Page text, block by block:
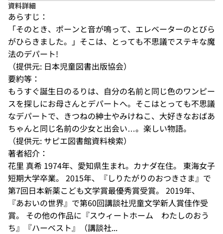
資料詳細
あらすじ：
「そのとき、ポーンと音が鳴って、エレベーターのとびら
がひらきました。」そこは、とっても不思議でステキな魔
法のデパート!
（提供元: 日本児童図書出版協会）
要約等：
もうすぐ誕生日のるりは、自分の名前と同じ色のワンピー
スを探しにお母さんとデパートへ。そこはとっても不思議
なデパートで、きつねの紳士やみけねこ、大好きなおばあ
ちゃんと同じ名前の少女と出会い…。楽しい物語。
（提供元: サピエ図書館資料検索）
著者紹介：
花里 真希 1974年、愛知県生まれ。カナダ在住。 東海女子
短期大学卒業。 2015年、『しりたがりのおつきさま』で
第7回日本新薬こども文学賞最優秀賞受賞。 2019年、
『あおいの世界』で第60回講談社児童文学新人賞佳作受
賞。 その他の作品に『スウィートホーム　わたしのおう
ち』『ハーベスト』（講談社...